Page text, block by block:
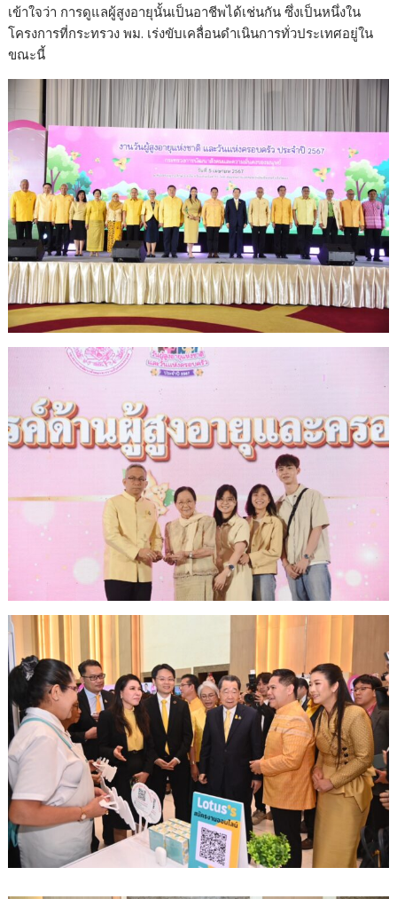
เข้าใจว่า การดูแลผู้สูงอายุนั้นเป็นอาชีพได้เช่นกัน ซึ่งเป็นหนึ่งใน
โครงการที่กระทรวง พม. เร่งขับเคลื่อนดำเนินการทั่วประเทศอยู่ใน
ขณะนี้